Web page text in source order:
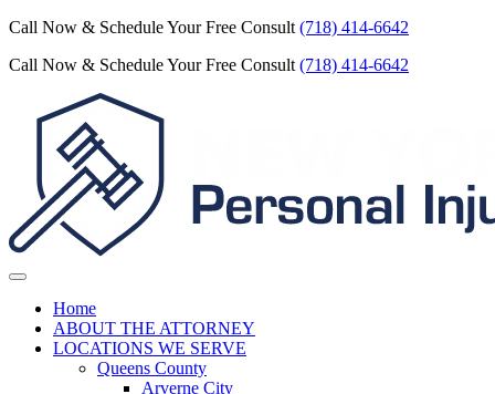
Call Now & Schedule Your Free Consult (718) 414-6642
Call Now & Schedule Your Free Consult (718) 414-6642
Home
ABOUT THE ATTORNEY
LOCATIONS WE SERVE
Queens County
Arverne City